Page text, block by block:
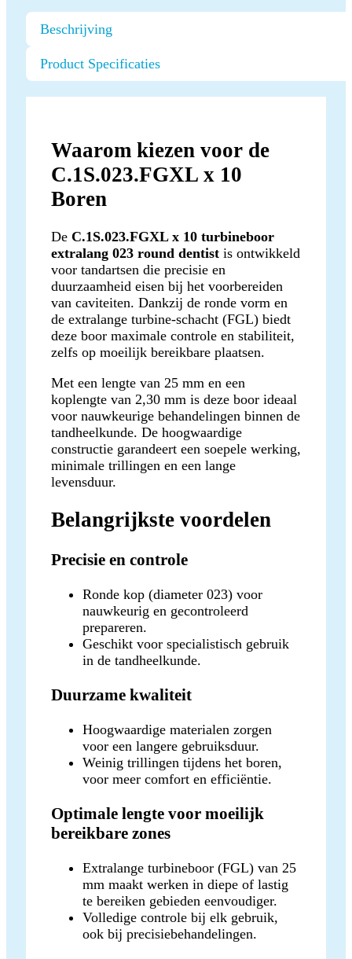
Beschrijving
Product Specificaties
Waarom kiezen voor de
C.1S.023.FGXL x 10
Boren
De C.1S.023.FGXL x 10 turbineboor
extralang 023 round dentist is ontwikkeld
voor tandartsen die precisie en
duurzaamheid eisen bij het voorbereiden
van caviteiten. Dankzij de ronde vorm en
de extralange turbine-schacht (FGL) biedt
deze boor maximale controle en stabiliteit,
zelfs op moeilijk bereikbare plaatsen.
Met een lengte van 25 mm en een
koplengte van 2,30 mm is deze boor ideaal
voor nauwkeurige behandelingen binnen de
tandheelkunde. De hoogwaardige
constructie garandeert een soepele werking,
minimale trillingen en een lange
levensduur.
Belangrijkste voordelen
Precisie en controle
Ronde kop (diameter 023) voor
nauwkeurig en gecontroleerd
prepareren.
Geschikt voor specialistisch gebruik
in de tandheelkunde.
Duurzame kwaliteit
Hoogwaardige materialen zorgen
voor een langere gebruiksduur.
Weinig trillingen tijdens het boren,
voor meer comfort en efficiëntie.
Optimale lengte voor moeilijk
bereikbare zones
Extralange turbineboor (FGL) van 25
mm maakt werken in diepe of lastig
te bereiken gebieden eenvoudiger.
Volledige controle bij elk gebruik,
ook bij precisiebehandelingen.